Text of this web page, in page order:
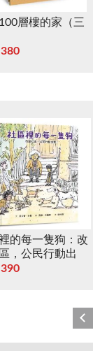
層樓的家（三
的每一隻狗：改
，公民行動出